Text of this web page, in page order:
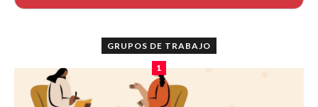
GRUPOS DE TRABAJO
1